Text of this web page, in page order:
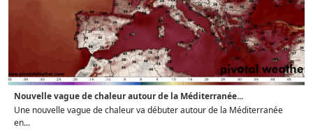
Nouvelle vague de chaleur autour de la Méditerranée...
Une nouvelle vague de chaleur va débuter autour de la Méditerranée
en...